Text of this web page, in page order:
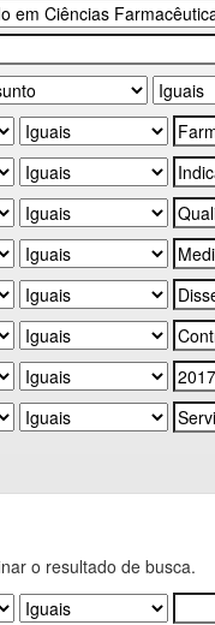
o resultado de busca.